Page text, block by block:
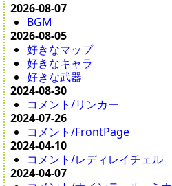
2026-08-07
BGM
2026-08-05
好きなマップ
好きなキャラ
好きな武器
2024-08-30
コメント/リンカー
2024-07-26
コメント/FrontPage
2024-04-10
コメント/レディレイチェル
2024-04-07